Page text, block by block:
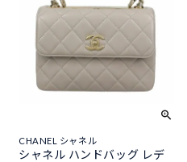
CHANEL シャネル
シャネル ハンドバッグ レデ